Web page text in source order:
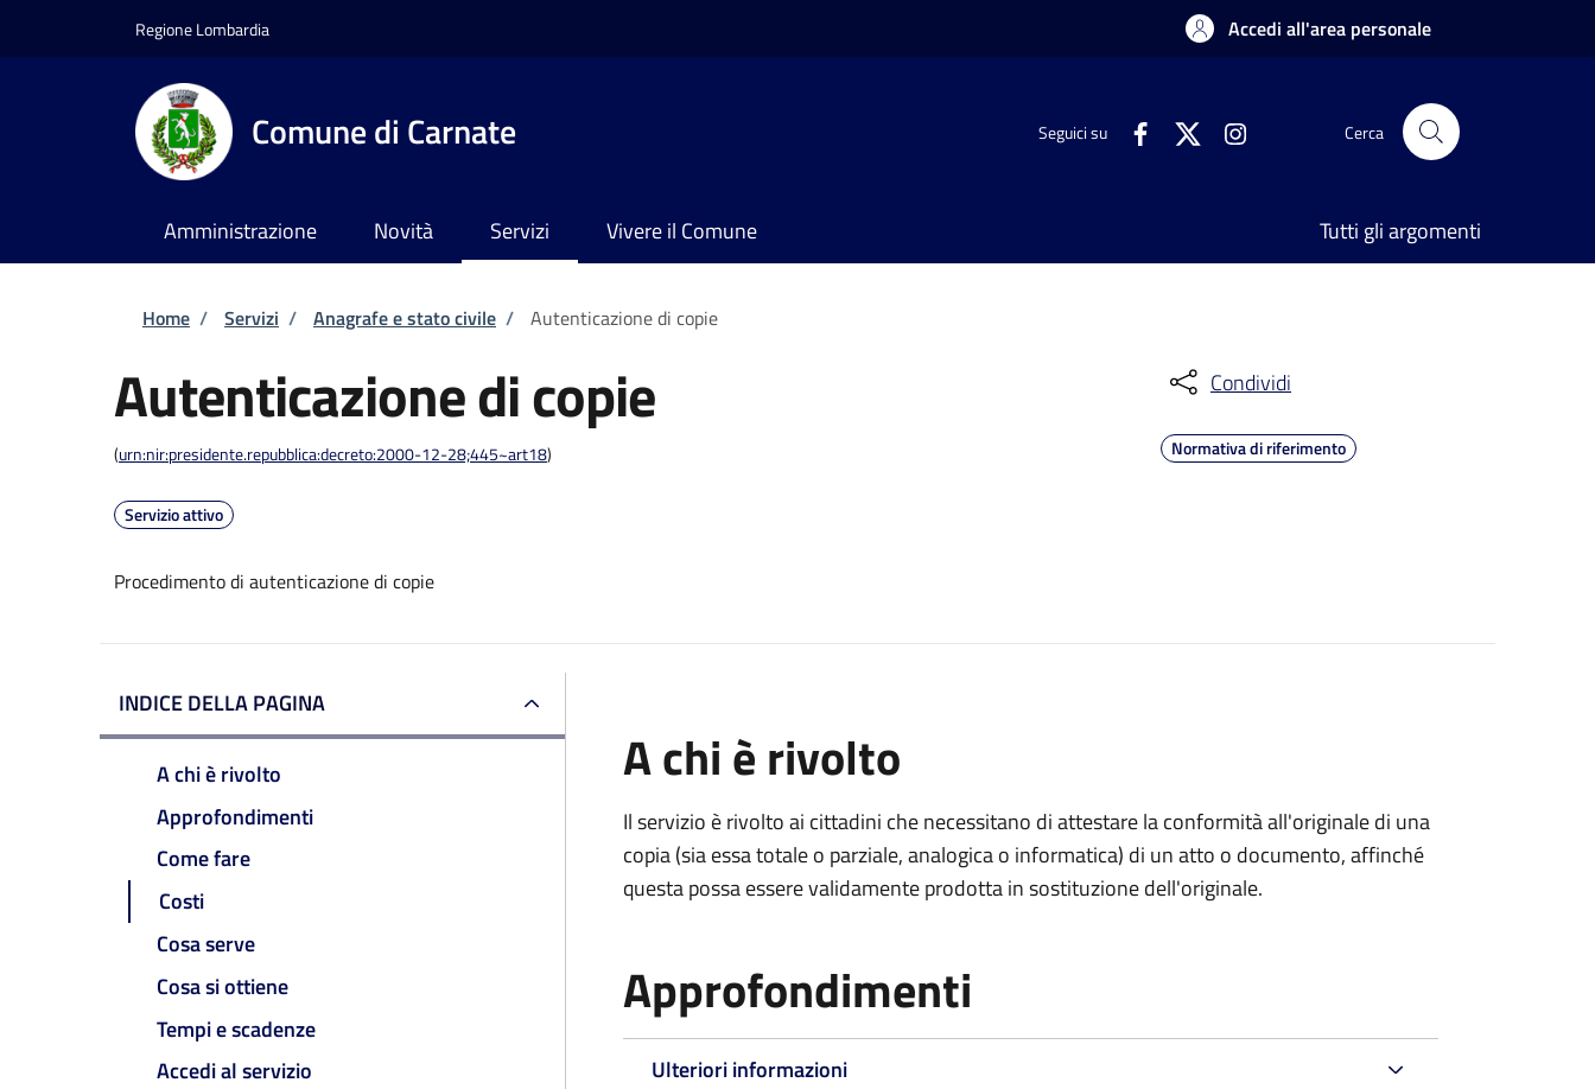
Regione Lombardia Accedi all'area personale
Comune di Carnate Seguici su Cerca
Amministrazione Novità Servizi Vivere il Comune Tutti gli argomenti
Briciole di pane
Home / Servizi / Anagrafe e stato civile / Autenticazione di copie
Autenticazione di copie
(urn:nir:presidente.repubblica:decreto:2000-12-28;445~art18)
Servizio attivo
Procedimento di autenticazione di copie
Condividi
Normativa di riferimento
INDICE DELLA PAGINA
A chi è rivolto
Approfondimenti
Come fare
Costi
Cosa serve
Cosa si ottiene
Tempi e scadenze
Accedi al servizio
A chi è rivolto
Il servizio è rivolto ai cittadini che necessitano di attestare la conformità all'originale di una
copia (sia essa totale o parziale, analogica o informatica) di un atto o documento, affinché
questa possa essere validamente prodotta in sostituzione dell'originale.
Approfondimenti
Ulteriori informazioni